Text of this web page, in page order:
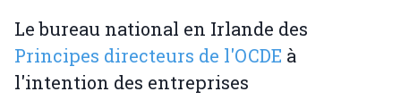
Le bureau national en Irlande des
Principes directeurs de l'OCDE à
l'intention des entreprises